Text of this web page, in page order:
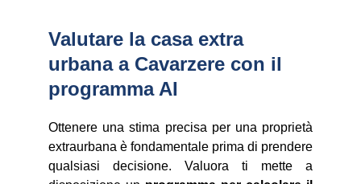
Valutare la casa extra
urbana a Cavarzere con il
programma AI
Ottenere una stima precisa per una proprietà
extraurbana è fondamentale prima di prendere
qualsiasi decisione. Valuora ti mette a